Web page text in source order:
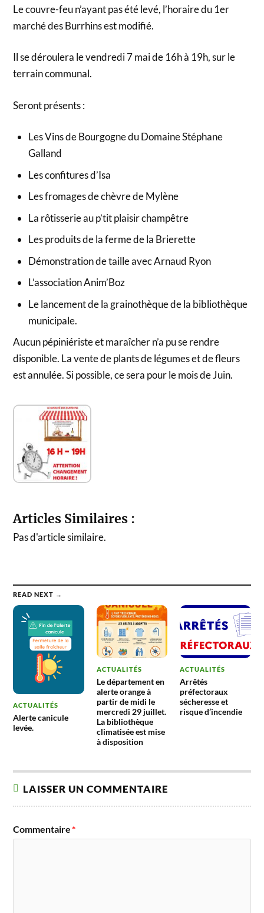
Le couvre-feu n’ayant pas été levé, l’horaire du 1er
marché des Burrhins est modifié.
Il se déroulera le vendredi 7 mai de 16h à 19h, sur le
terrain communal.
Seront présents :
Les Vins de Bourgogne du Domaine Stéphane
Galland
Les confitures d’Isa
Les fromages de chèvre de Mylène
La rôtisserie au p’tit plaisir champêtre
Les produits de la ferme de la Brierette
Démonstration de taille avec Arnaud Ryon
L’association Anim’Boz
Le lancement de la grainothèque de la bibliothèque
municipale.
Aucun pépiniériste et maraîcher n’a pu se rendre
disponible. La vente de plants de légumes et de fleurs
est annulée. Si possible, ce sera pour le mois de Juin.
Articles Similaires :
Pas d'article similaire.
READ NEXT →
ACTUALITÉS
Alerte canicule
levée.
ACTUALITÉS
Le département en
alerte orange à
partir de midi le
mercredi 29 juillet.
La bibliothèque
climatisée est mise
à disposition
ACTUALITÉS
Arrêtés
préfectoraux
sécheresse et
risque d’incendie
LAISSER UN COMMENTAIRE
Commentaire*